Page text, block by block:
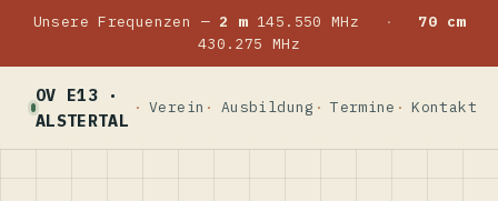
Unsere Frequenzen — 2 m145.550 MHz ·
70 cm
430.275 MHz
OV E13 ·
ALSTERTAL
Verein Ausbildung Termine Kontakt